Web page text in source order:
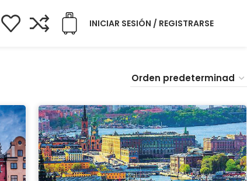
INICIAR SESIÓN / REGISTRARSE